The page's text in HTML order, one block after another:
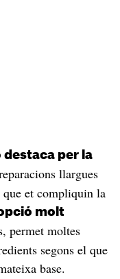
per la
llargues
et compliquin la
molt
permet moltes
segons el que
base.